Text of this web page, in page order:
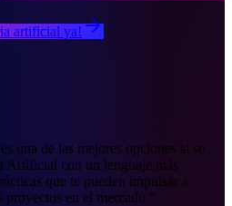
artificial ya!
una de las mejores opciones si se
Artificial con un lenguaje más
que te pueden impulsar a
proyectos en el mercado."